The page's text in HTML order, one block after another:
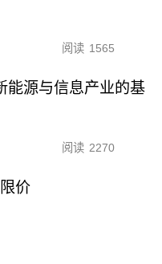
阅读 1565
能源与信息产业的基
阅读 2270
价